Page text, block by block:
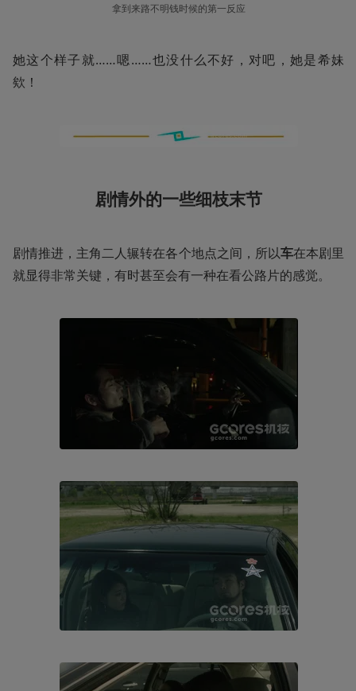
拿到来路不明钱时候的第一反应
她这个样子就……嗯……也没什么不好，对吧，她是希妹
欸！
剧情外的一些细枝末节
剧情推进，主角二人辗转在各个地点之间，所以车在本剧里
就显得非常关键，有时甚至会有一种在看公路片的感觉。